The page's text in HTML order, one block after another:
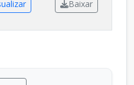
Baixar